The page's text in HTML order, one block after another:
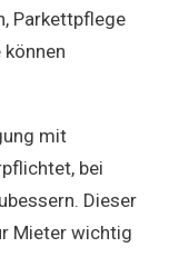
Parkettpflege
mit
bei
Dieser
Mieter wichtig